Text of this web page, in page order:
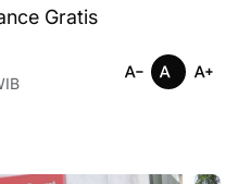
Gratis